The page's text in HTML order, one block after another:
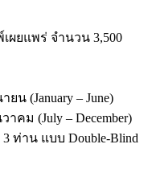
ผยแพร่ จำนวน 3,500
น (January – June)
คม (July – December)
ท่าน แบบ Double-Blind